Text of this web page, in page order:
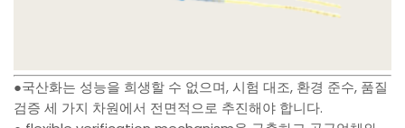
●국산화는 성능을 희생할 수 없으며, 시험 대조, 환경 준수, 품질
검증 세 가지 차원에서 전면적으로 추진해야 합니다.